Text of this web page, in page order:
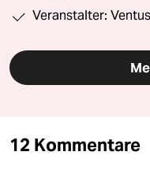
Veranstalter:
12 Kommentare